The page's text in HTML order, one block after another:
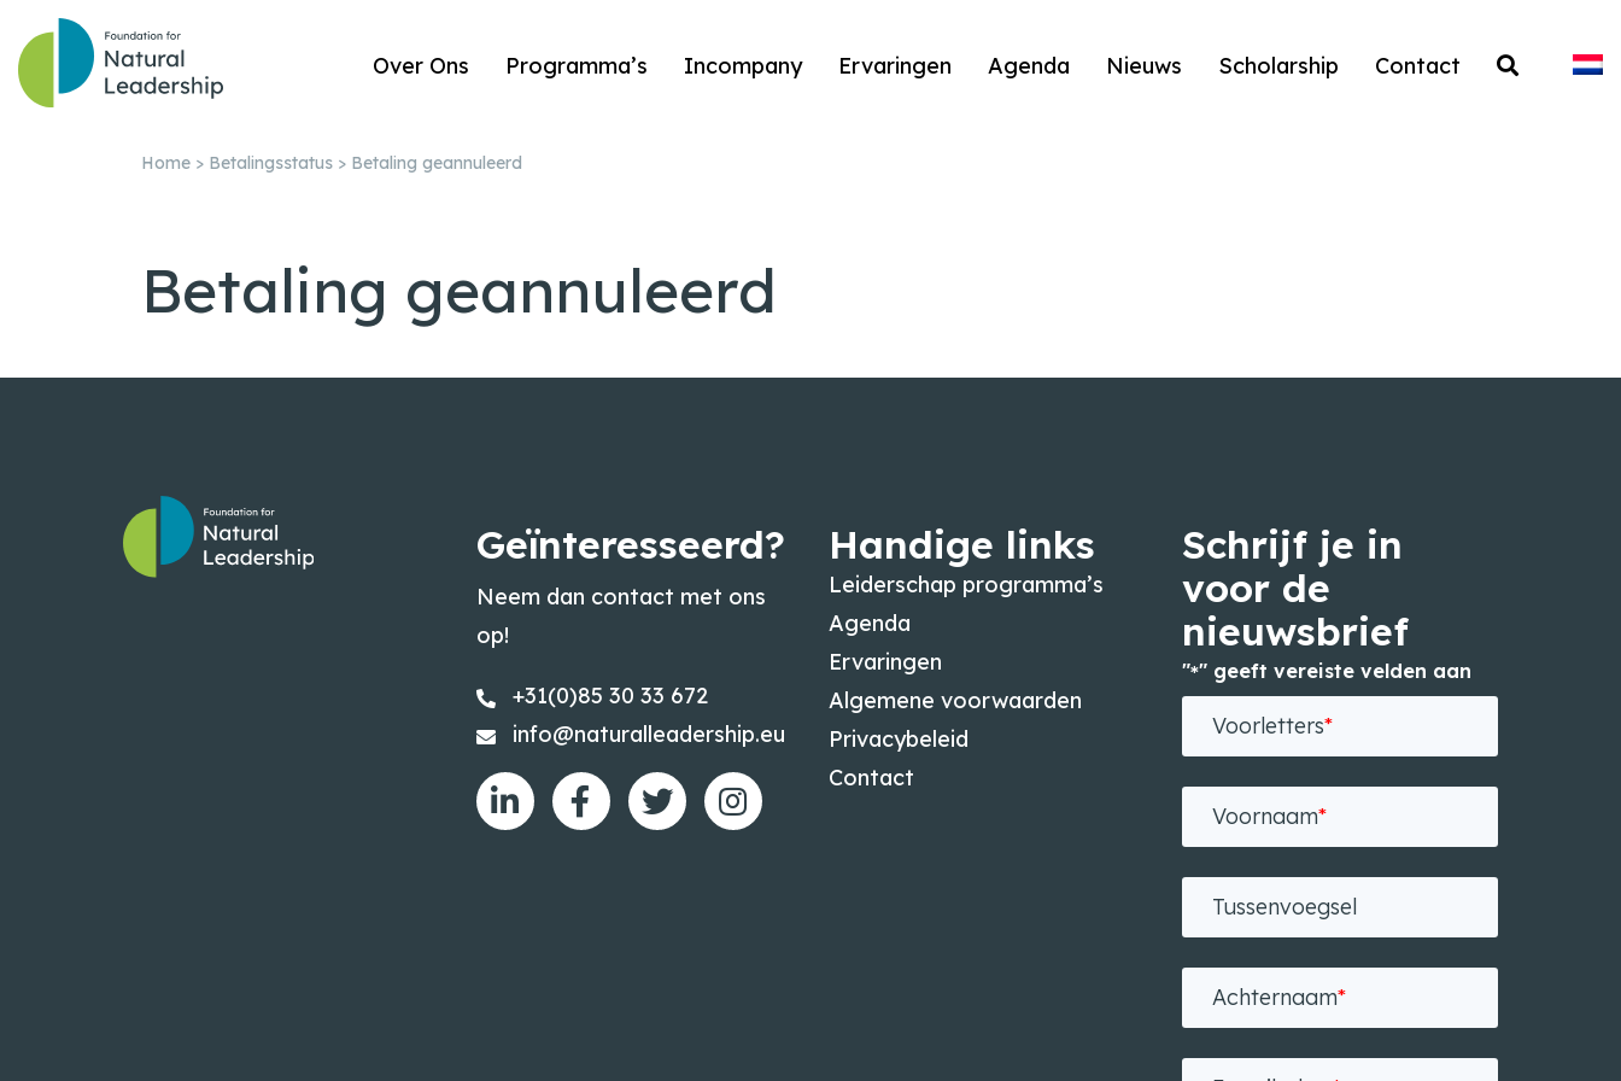
Over Ons Programma’s Incompany Ervaringen Agenda Nieuws Scholarship Contact
Home > Betalingsstatus > Betaling geannuleerd
Betaling geannuleerd
Geïnteresseerd?
Neem dan contact met ons
op!
+31(0)85 30 33 672
info@naturalleadership.eu
Handige links
Leiderschap programma’s
Agenda
Ervaringen
Algemene voorwaarden
Privacybeleid
Contact
Schrijf je in
voor de
nieuwsbrief
"*" geeft vereiste velden aan
Voorletters*
Voornaam*
Tussenvoegsel
Achternaam*